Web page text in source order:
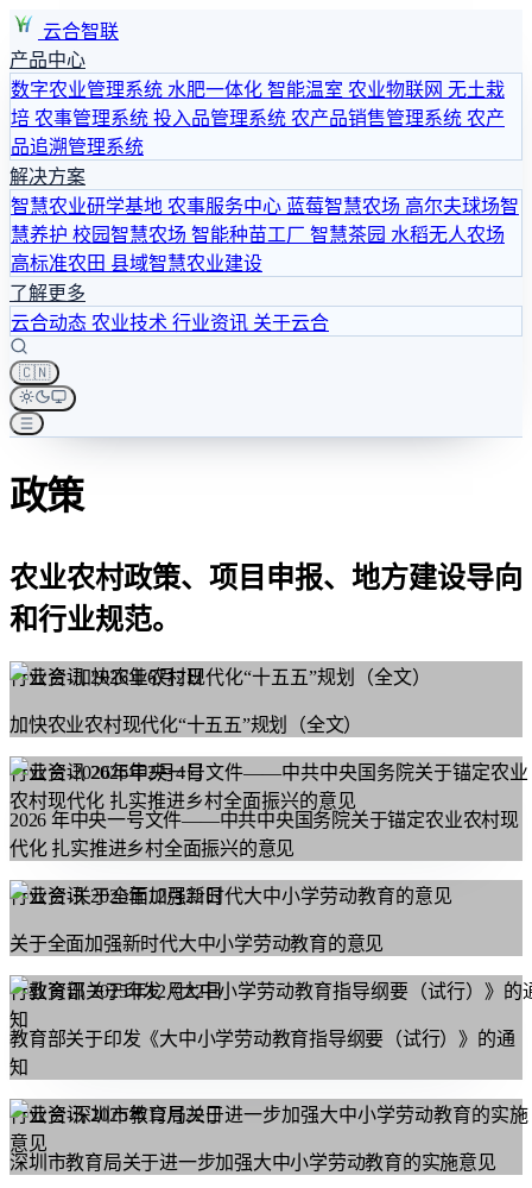
云合智联
产品中心
数字农业管理系统 水肥一体化 智能温室 农业物联网 无土栽
培 农事管理系统 投入品管理系统 农产品销售管理系统 农产
品追溯管理系统
解决方案
智慧农业研学基地 农事服务中心 蓝莓智慧农场 高尔夫球场智
慧养护 校园智慧农场 智能种苗工厂 智慧茶园 水稻无人农场
高标准农田 县域智慧农业建设
了解更多
云合动态 农业技术 行业资讯 关于云合
🇨🇳
政策
农业农村政策、项目申报、地方建设导向
和行业规范。
行业资讯 2026年6月2日
加快农业农村现代化“十五五”规划（全文）
行业资讯 2026年2月4日
2026 年中央一号文件——中共中央国务院关于锚定农业农村现
代化 扎实推进乡村全面振兴的意见
行业资讯 2025年12月22日
关于全面加强新时代大中小学劳动教育的意见
行业资讯 2025年12月22日
教育部关于印发《大中小学劳动教育指导纲要（试行）》的通
知
行业资讯 2025年12月22日
深圳市教育局关于进一步加强大中小学劳动教育的实施意见